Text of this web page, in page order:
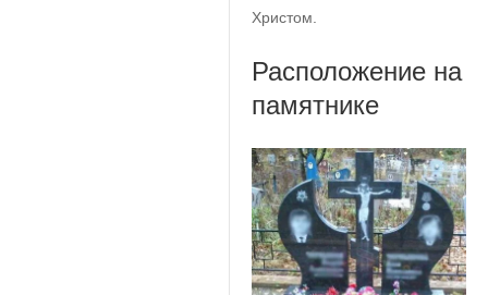
Христом.
Расположение на
памятнике